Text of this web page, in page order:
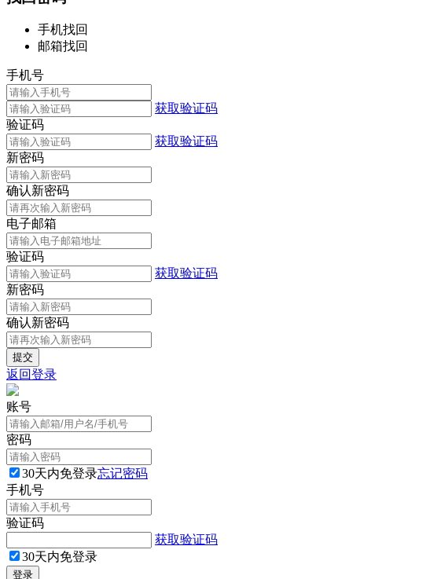
手机找回
邮箱找回
手机号
获取验证码
验证码
获取验证码
新密码
确认新密码
电子邮箱
验证码
获取验证码
新密码
确认新密码
返回登录
账号
密码
30天内免登录忘记密码
手机号
验证码
获取验证码
30天内免登录